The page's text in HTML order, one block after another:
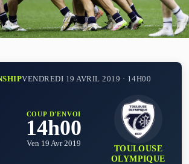
VENDREDI 19 AVRIL 2019 · 14H00
COUP D'ENVOI
14h00
Ven 19 Avr 2019
TOULOUSE
OLYMPIQUE